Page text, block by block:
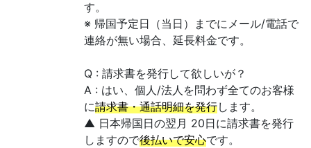
す。
※ 帰国予定日（当日）までにメール/電話で
連絡が無い場合、延長料金です。
Q : 請求書を発行して欲しいが？
A : はい、個人/法人を問わず全てのお客様
に請求書・通話明細を発行します。
▲ 日本帰国日の翌月 20日に請求書を発行
しますので後払いで安心です。